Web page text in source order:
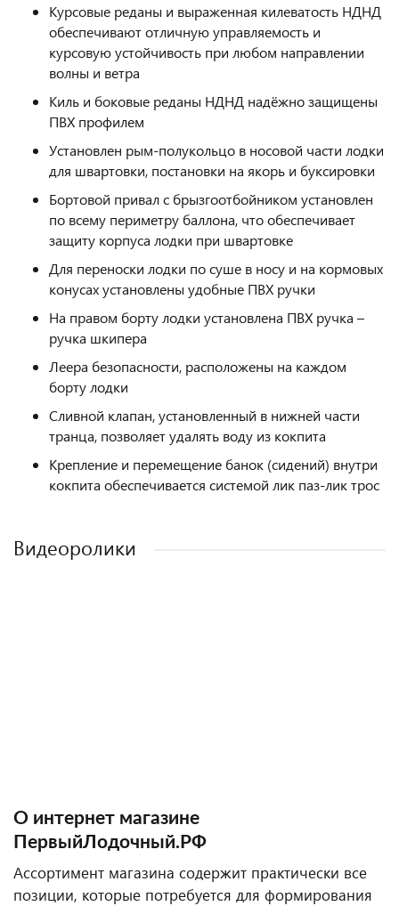
Курсовые реданы и выраженная килеватость НДНД
обеспечивают отличную управляемость и
курсовую устойчивость при любом направлении
волны и ветра
Киль и боковые реданы НДНД надёжно защищены
ПВХ профилем
Установлен рым-полукольцо в носовой части лодки
для швартовки, постановки на якорь и буксировки
Бортовой привал с брызгоотбойником установлен
по всему периметру баллона, что обеспечивает
защиту корпуса лодки при швартовке
Для переноски лодки по суше в носу и на кормовых
конусах установлены удобные ПВХ ручки
На правом борту лодки установлена ПВХ ручка –
ручка шкипера
Леера безопасности, расположены на каждом
борту лодки
Сливной клапан, установленный в нижней части
транца, позволяет удалять воду из кокпита
Крепление и перемещение банок (сидений) внутри
кокпита обеспечивается системой лик паз-лик трос
Видеоролики
О интернет магазине
ПервыйЛодочный.РФ
Ассортимент магазина содержит практически все
позиции, которые потребуется для формирования